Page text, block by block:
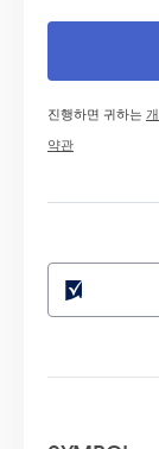
진행하면 귀하는
약관